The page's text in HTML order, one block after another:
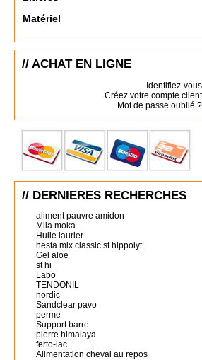
Matériel
// ACHAT EN LIGNE
Identifiez-vous
Créez votre compte client
Mot de passe oublié ?
// DERNIERES RECHERCHES
aliment pauvre amidon
Mila moka
Huile laurier
hesta mix classic st hippolyt
Gel aloe
st hi
Labo
TENDONIL
nordic
Sandclear pavo
perme
Support barre
pierre himalaya
ferto-lac
Alimentation cheval au repos